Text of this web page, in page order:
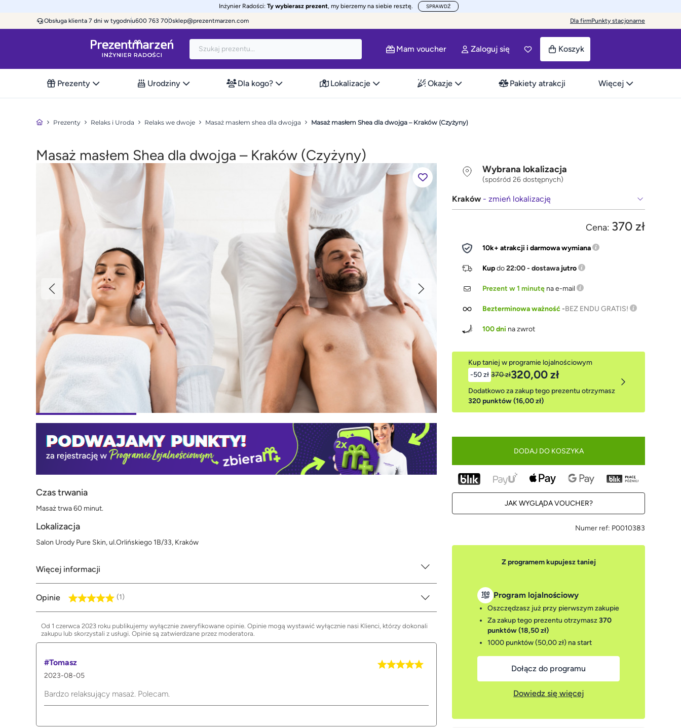
Inżynier Radości: Ty wybierasz prezent, my bierzemy na siebie resztę. SPRAWDŹ
Obsługa klienta 7 dni w tygodniu600 763 700sklep@prezentmarzen.com Dla firmPunkty stacjonarne
Mam voucher Zaloguj się Koszyk
Prezenty Urodziny Dla kogo? Lokalizacje Okazje Pakiety atrakcji Więcej
Prezenty Relaks i Uroda Relaks we dwoje Masaż masłem shea dla dwojga Masaż masłem Shea dla dwojga – Kraków (Czyżyny)
Masaż masłem Shea dla dwojga – Kraków (Czyżyny)
Czas trwania
Masaż trwa 60 minut.
Lokalizacja
Salon Urody Pure Skin, ul.Orlińskiego 1B/33, Kraków
Więcej informacji
Opinie (1)
Od 1 czerwca 2023 roku publikujemy wyłącznie zweryfikowane opinie. Opinie mogą wystawić wyłącznie nasi Klienci, którzy dokonali
zakupu lub skorzystali z usługi. Opinie są zatwierdzane przez moderatora.
#Tomasz
2023-08-05
Bardzo relaksujący masaż. Polecam.
Wybrana lokalizacja
(spośród 26 dostępnych)
Kraków - zmień lokalizację
Cena: 370 zł
10k+ atrakcji i darmowa wymiana
Kupdo22:00 - dostawa jutro
Prezent w 1 minutę na e-mail
Bezterminowa ważność-BEZ ENDU GRATIS!
100 dni na zwrot
Kup taniej w programie lojalnościowym
-50 zł 370 zł320,00 zł
Dodatkowo za zakup tego prezentu otrzymasz
320 punktów (16,00 zł)
DODAJ DO KOSZYKA
JAK WYGLĄDA VOUCHER?
Numer ref: P0010383
Z programem kupujesz taniej
Program lojalnościowy
Oszczędzasz już przy pierwszym zakupie
Za zakup tego prezentu otrzymasz370
punktów (18,50 zł)
1000 punktów (50,00 zł) na start
Dołącz do programu
Dowiedz się więcej